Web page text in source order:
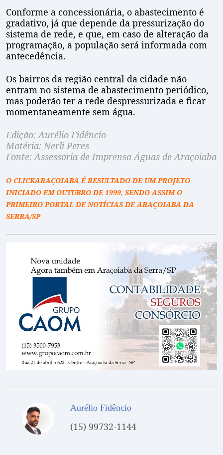
Conforme a concessionária, o abastecimento é
gradativo, já que depende da pressurização do
sistema de rede, e que, em caso de alteração da
programação, a população será informada com
antecedência.
Os bairros da região central da cidade não
entram no sistema de abastecimento periódico,
mas poderão ter a rede despressurizada e ficar
momentaneamente sem água.
Edição: Aurélio Fidêncio
Matéria: Nerli Peres
Fonte: Assessoria de Imprensa Águas de Araçoiaba
O CLICKARAÇOIABA É RESULTADO DE UM PROJETO
INICIADO EM OUTUBRO DE 1999, SENDO ASSIM O
PRIMEIRO PORTAL DE NOTÍCIAS DE ARAÇOIABA DA
SERRA/SP
Aurélio Fidêncio
(15) 99732-1144